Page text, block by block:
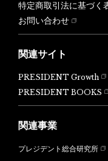
特定商取引法に基づく
お問い合わせ
関連サイト
PRESIDENT Growth
PRESIDENT BOOKS
関連事業
プレジデント総合研究所